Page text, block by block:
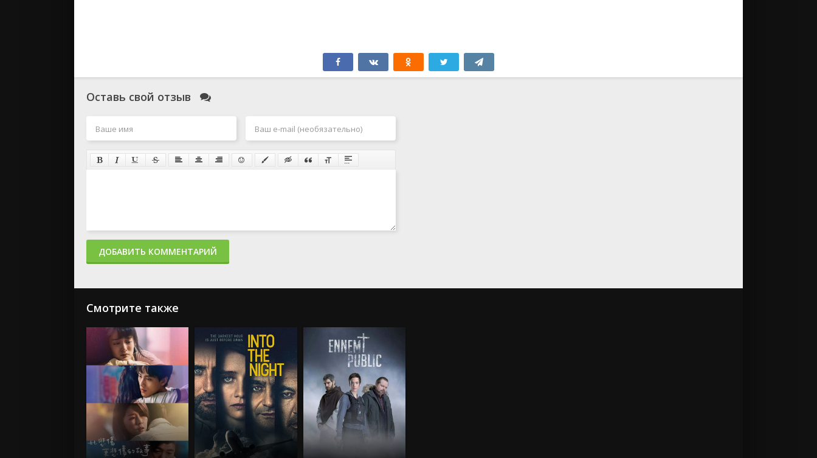
Оставь свой отзыв
ДОБАВИТЬ КОММЕНТАРИЙ
Смотрите также